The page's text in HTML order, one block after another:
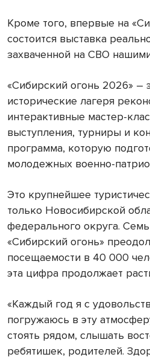
Кроме того, впервые на
состоится выставка
захваченной на СВО
«Сибирский огонь 2026» –
исторические лагеря
интерактивные мастер-
выступления, турниры и
программа, которую
молодежных военно-
Это крупнейшее
только Новосибирской
федерального округа.
«Сибирский огонь»
посещаемости в 40 000
эта цифра продолжает
«Каждый год я с
погружаюсь в эту
стоять рядом, слышать
ребятишек, родителей.